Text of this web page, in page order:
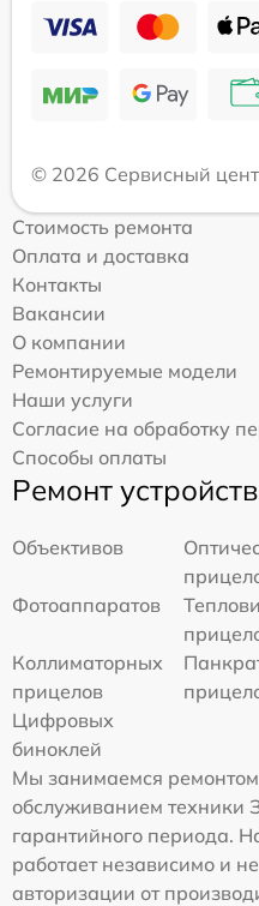
© 2026 Сервисный
Стоимость ремонта
Оплата и доставка
Контакты
Вакансии
О компании
Ремонтируемые модели
Наши услуги
Согласие на обработку
Способы оплаты
Ремонт устройств
Объективов
Фотоаппаратов
Коллиматорных
прицелов
Цифровых
биноклей
Мы занимаемся
обслуживанием техники
гарантийного периода.
работает независимо и
авторизации от